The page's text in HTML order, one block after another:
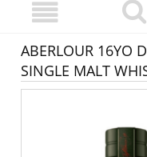
ABERLOUR 16YO
SINGLE MALT